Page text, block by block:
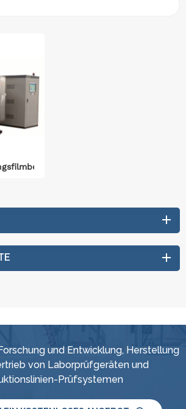
und Entwicklung, Herstellung
von Laborprüfgeräten und
Prüfsystemen